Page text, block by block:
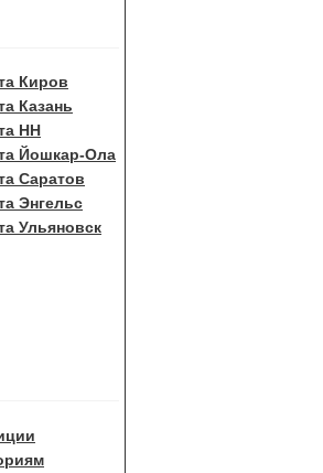
Киров
Казань
НН
Йошкар-Ола
Саратов
Энгельс
Ульяновск